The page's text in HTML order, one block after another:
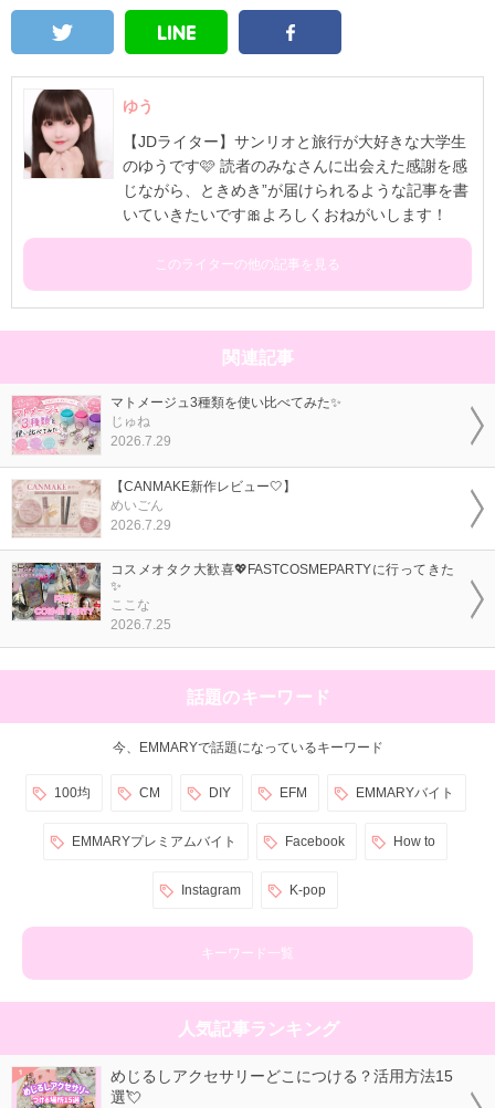
ゆう
【JDライター】サンリオと旅行が大好きな大学生
のゆうです🩷 読者のみなさんに出会えた感謝を感
じながら、ときめき”が届けられるような記事を書
いていきたいです🎀よろしくおねがいします！
このライターの他の記事を見る
関連記事
マトメージュ3種類を使い比べてみた✨
じゅね
2026.7.29
【CANMAKE新作レビュー🤍】
めいごん
2026.7.29
コスメオタク大歓喜💖FASTCOSMEPARTYに行ってきた
✨
ここな
2026.7.25
話題のキーワード
今、EMMARYで話題になっているキーワード
100均 CM DIY EFM EMMARYバイト
EMMARYプレミアムバイト Facebook How to
Instagram K-pop
キーワード一覧
人気記事ランキング
めじるしアクセサリーどこにつける？活用方法15
選💘